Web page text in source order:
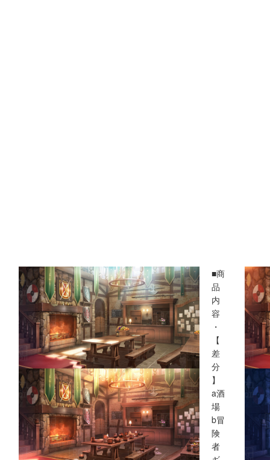
■商
品
内
容
・
【
差
分
】
a酒
場
b冒
険
者